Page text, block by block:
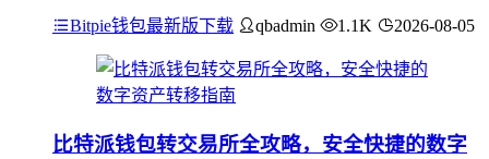
Bitpie钱包最新版下载 qbadmin 1.1K 2026-08-05
比特派钱包转交易所全攻略，安全快捷的数字